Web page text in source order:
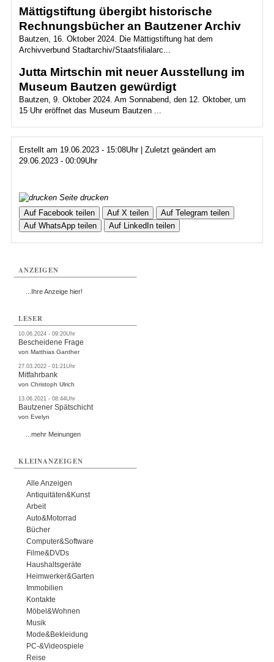
Mättigstiftung übergibt historische
Rechnungsbücher an Bautzener Archiv
Bautzen, 16. Oktober 2024. Die Mättigstiftung hat dem
Archivverbund Stadtarchiv/Staatsfilialarc...
Jutta Mirtschin mit neuer Ausstellung im
Museum Bautzen gewürdigt
Bautzen, 9. Oktober 2024. Am Sonnabend, den 12. Oktober, um
15 Uhr eröffnet das Museum Bautzen ...
Erstellt am 19.06.2023 - 15:08Uhr | Zuletzt geändert am
29.06.2023 - 00:09Uhr
Seite drucken
Auf Facebook teilen
Auf X teilen
Auf Telegram teilen
Auf WhatsApp teilen
Auf LinkedIn teilen
ANZEIGEN
...Ihre Anzeige hier!
LESER
10.06.2024 - 09:20Uhr
Bescheidene Frage
von Matthias Ganther
27.03.2022 - 01:21Uhr
Mitfahrbank
von Christoph Ulrich
13.06.2021 - 08:44Uhr
Bautzener Spätschicht
von Evelyn
...mehr Meinungen
KLEINANZEIGEN
Alle Anzeigen
Antiquitäten&Kunst
Arbeit
Auto&Motorrad
Bücher
Computer&Software
Filme&DVDs
Haushaltsgeräte
Heimwerker&Garten
Immobilien
Kontakte
Möbel&Wohnen
Musik
Mode&Bekleidung
PC-&Videospiele
Reise